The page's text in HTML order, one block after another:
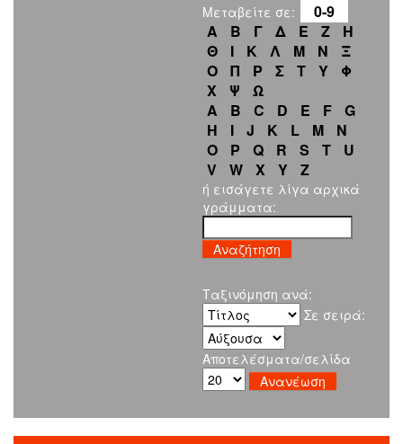
Μεταβείτε σε:
0-9
Α
Β Γ Δ Ε Ζ
Η
Θ
Ι Κ Λ Μ Ν
Ξ
Ο
Π Ρ Σ Τ Υ
Φ
Χ
Ψ
Ω
A
B C D E F
G
H
I J K L M
N
O
P Q R S T
U
V
W X Y Z
ή εισάγετε λίγα αρχικά
γράμματα:
Ταξινόμηση ανά:
Σε σειρά:
Αποτελέσματα/σελίδα